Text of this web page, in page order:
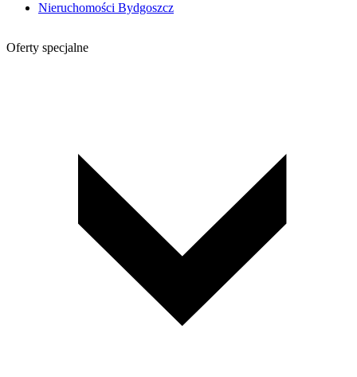
Nieruchomości Bydgoszcz
Oferty specjalne